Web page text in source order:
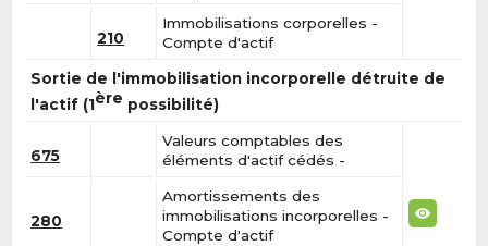
210
Immobilisations corporelles -
Compte d'actif
Sortie de l'immobilisation incorporelle détruite de
l'actif (1ère possibilité)
675
Valeurs comptables des
éléments d'actif cédés -
280
Amortissements des
immobilisations incorporelles -
Compte d'actif